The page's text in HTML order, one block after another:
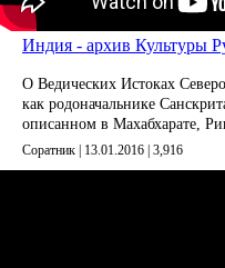
Индия - архив Культуры
О Ведических Истоках
как родоначальнике
описанном в Махабхарате,
Соратник | 13.01.2016 | 3,916